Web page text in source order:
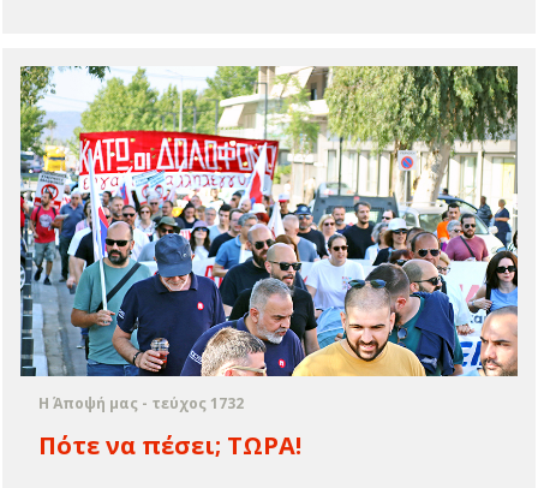
Η Άποψή μας - τεύχος 1732
Πότε να πέσει; ΤΩΡΑ!